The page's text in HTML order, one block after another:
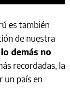
es también
de nuestra
demás no
recordadas, la
un país en